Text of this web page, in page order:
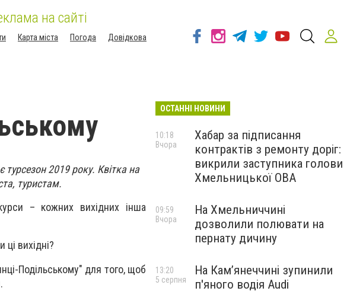
на сайті
Карта міста Погода
Довідкова
турсезон 2019 року. Квітка на
туристам.
– кожних вихідних інша
вихідні?
Подільському" для того, щоб
ОСТАННІ НОВИНИ
Хабар за підписання
контрактів з ремонту доріг:
викрили заступника голови
Хмельницької ОВА
10:18
Вчора
На Хмельниччині
дозволили полювати на
пернату дичину
09:59
Вчора
На Камʼянеччині зупинили
п'яного водія Audi
13:20
5 серпня